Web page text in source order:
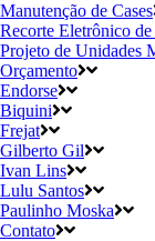
Manutenção de Cases
Recorte Eletrônico
Projeto de Unidades
Orçamento
Endorse
Biquini
Frejat
Gilberto Gil
Ivan Lins
Lulu Santos
Paulinho Moska
Contato